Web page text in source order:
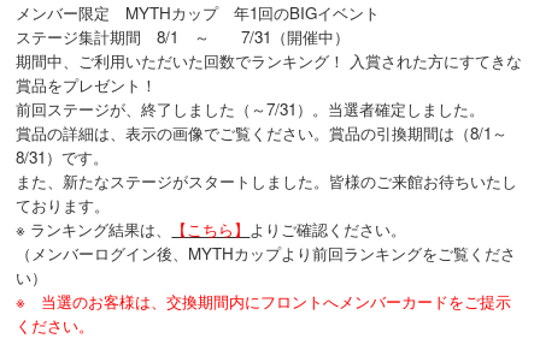
メンバー限定 MYTHカップ 年1回のBIGイベント
ステージ集計期間 8/1 ～ 7/31（開催中）
期間中、ご利用いただいた回数でランキング！ 入賞された方にすてきな
賞品をプレゼント！
前回ステージが、終了しました（～7/31）。当選者確定しました。
賞品の詳細は、表示の画像でご覧ください。賞品の引換期間は（8/1～
8/31）です。
また、新たなステージがスタートしました。皆様のご来館お待ちいたし
ております。
※ ランキング結果は、
【こちら】 よりご確認ください。
（メンバーログイン後、MYTHカップより前回ランキングをご覧くださ
い）
※ 当選のお客様は、交換期間内にフロントへメンバーカードをご提示
ください。